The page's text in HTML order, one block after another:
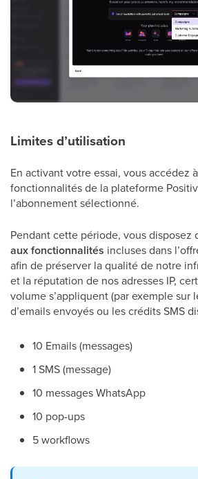
Limites d’utilisation
En activant votre essai, vous accédez
fonctionnalités de la plateforme
l’abonnement sélectionné.
Pendant cette période, vous disposez
aux fonctionnalités incluses dans
afin de préserver la qualité de notre
et la réputation de nos adresses IP,
volume s’appliquent (par exemple sur
d’emails envoyés ou les crédits SMS
10 Emails (messages)
1 SMS (message)
10 messages WhatsApp
10 pop-ups
5 workflows